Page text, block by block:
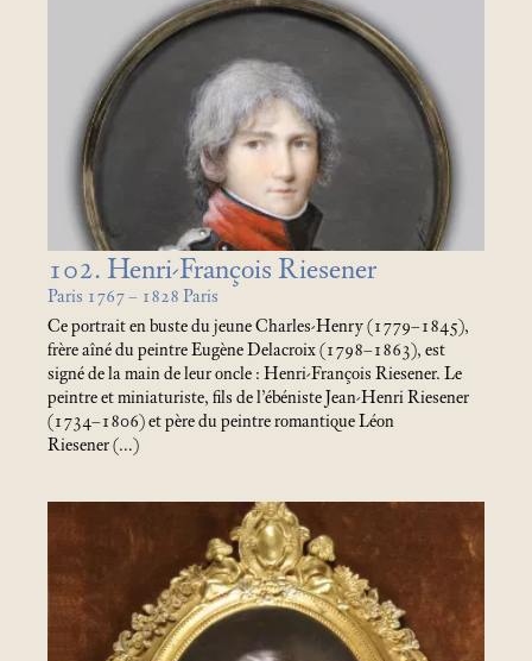
102. Henri-François Riesener
Paris 1767 – 1828 Paris
Ce portrait en buste du jeune Charles-Henry (1779–1845),
frère aîné du peintre Eugène Delacroix (1798–1863), est
signé de la main de leur oncle : Henri-François Riesener. Le
peintre et miniaturiste, fils de l’ébéniste Jean-Henri Riesener
(1734–1806) et père du peintre romantique Léon
Riesener (…)